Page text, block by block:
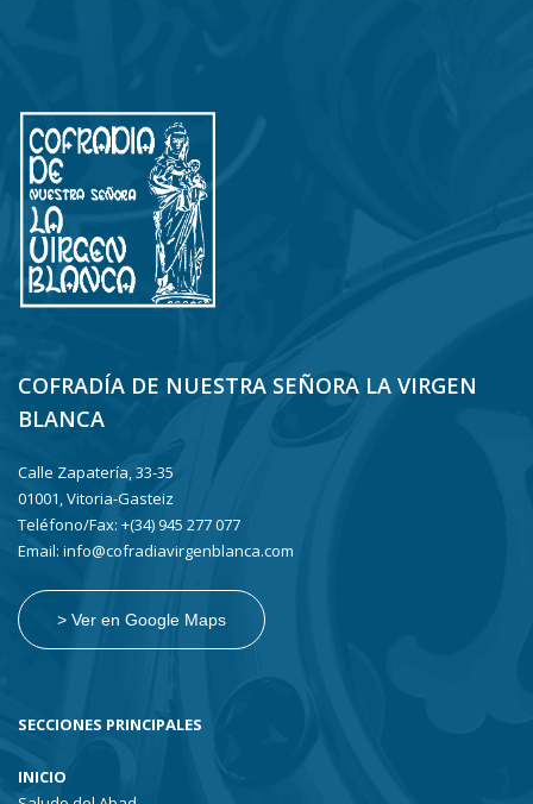
COFRADÍA DE NUESTRA SEÑORA LA VIRGEN
BLANCA
Calle Zapatería, 33-35
01001, Vitoria-Gasteiz
Teléfono/Fax: +(34) 945 277 077
Email: info@cofradiavirgenblanca.com
> Ver en Google Maps
SECCIONES PRINCIPALES
INICIO